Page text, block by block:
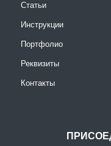
Статьи
Инструкции
Портфолио
Реквизиты
Контакты